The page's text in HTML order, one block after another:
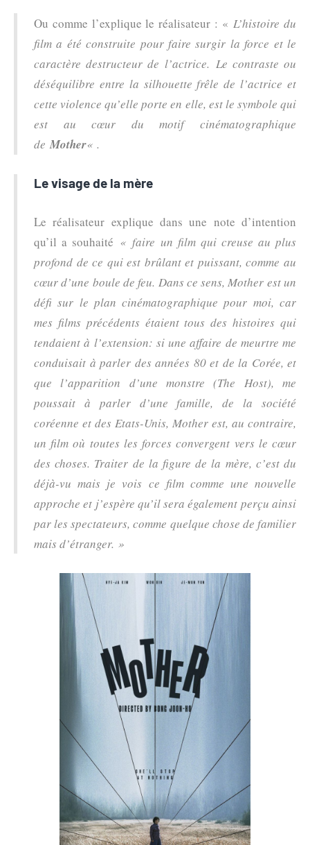
Ou comme l’explique le réalisateur : «L’histoire du
film a été construite pour faire surgir la force et le
caractère destructeur de l’actrice. Le contraste ou
déséquilibre entre la silhouette frêle de l’actrice et
cette violence qu’elle porte en elle, est le symbole qui
est au cœur du motif cinématographique
deMother« .
Le visage de la mère
Le réalisateur explique dans une note d’intention
qu’il a souhaité « faire un film qui creuse au plus
profond de ce qui est brûlant et puissant, comme au
cœur d’une boule de feu. Dans ce sens, Mother est un
défi sur le plan cinématographique pour moi, car
mes films précédents étaient tous des histoires qui
tendaient à l’extension: si une affaire de meurtre me
conduisait à parler des années 80 et de la Corée, et
que l’apparition d’une monstre (The Host), me
poussait à parler d’une famille, de la société
coréenne et des Etats-Unis, Mother est, au contraire,
un film où toutes les forces convergent vers le cœur
des choses. Traiter de la figure de la mère, c’est du
déjà-vu mais je vois ce film comme une nouvelle
approche et j’espère qu’il sera également perçu ainsi
par les spectateurs, comme quelque chose de familier
mais d’étranger. »